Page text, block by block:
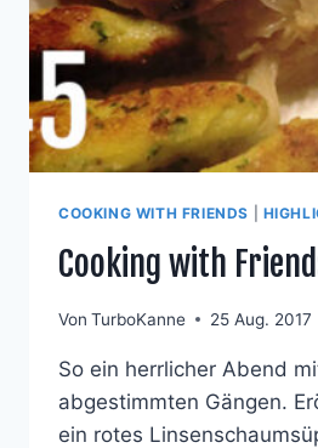
COOKING WITH FRIENDS
Cooking with
Von TurboKanne 25 Aug. 2017
So ein herrlicher Abend
abgestimmten Gängen.
ein rotes